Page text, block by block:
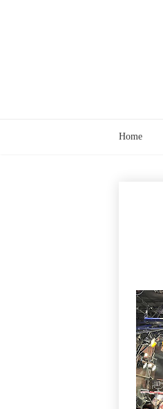
Home